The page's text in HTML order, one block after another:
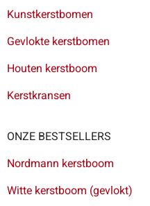
Kunstkerstbomen
Gevlokte kerstbomen
Houten kerstboom
Kerstkransen
ONZE BESTSELLERS
Nordmann kerstboom
Witte kerstboom (gevlokt)